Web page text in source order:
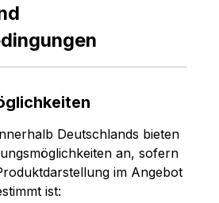
Deutschlands bieten
an, sofern
im Angebot
ist: